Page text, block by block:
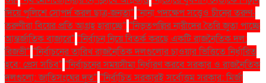
দিয়ে পুলিশে সোপর্দ করল ছাত্র-জনতা" "নানা পদক্ষেপ সত্ত্বেও চীনের তরুণ-
তরুণীরা বিয়ের প্রতি আগ্রহ হারাচ্ছে" "নিভৃতপল্লির নারীদের তৈরি জুতা পাচ্ছে
আন্তর্জাতিক বাজারে" "নির্বাচন নিয়ে বিতর্ক করছে একটি রাজনৈতিক দল:
রিজভী" "নির্বাচনের তারিখ রাজনৈতিক দলগুলোর চাওয়ার ভিত্তিতে নির্ধারিত
হবে: প্রেস সচিব" "নির্বাচনের সময়সীমা নির্ধারণ করবে সরকার ও রাজনৈতিক
দলগুলো: জাতিসংঘের দূত" "নির্বাচিত সরকারই সর্বোত্তম সরকার: মির্জা